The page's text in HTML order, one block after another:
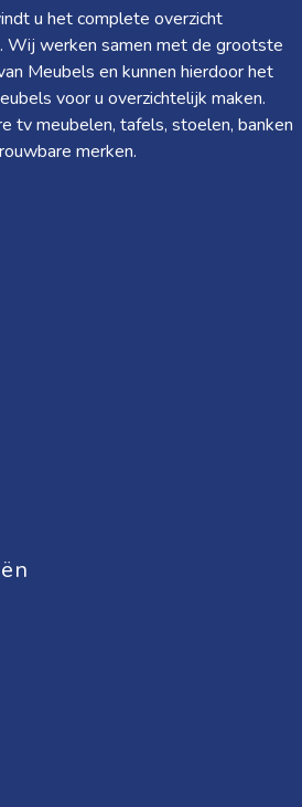
u het complete overzicht
Wij werken samen met de grootste
Meubels en kunnen hierdoor het
voor u overzichtelijk maken.
tv meubelen, tafels, stoelen, banken
merken.